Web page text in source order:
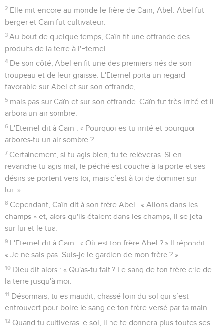
2 Elle mit encore au monde le frère de Caïn, Abel. Abel fut
berger et Caïn fut cultivateur.
3 Au bout de quelque temps, Caïn fit une offrande des
produits de la terre à l'Eternel.
4 De son côté, Abel en fit une des premiers-nés de son
troupeau et de leur graisse. L'Eternel porta un regard
favorable sur Abel et sur son offrande,
5 mais pas sur Caïn et sur son offrande. Caïn fut très irrité et il
arbora un air sombre.
6 L'Eternel dit à Caïn : « Pourquoi es-tu irrité et pourquoi
arbores-tu un air sombre ?
7 Certainement, si tu agis bien, tu te relèveras. Si en
revanche tu agis mal, le péché est couché à la porte et ses
désirs se portent vers toi, mais c’est à toi de dominer sur
lui. »
8 Cependant, Caïn dit à son frère Abel : « Allons dans les
champs » et, alors qu'ils étaient dans les champs, il se jeta
sur lui et le tua.
9 L'Eternel dit à Caïn : « Où est ton frère Abel ? » Il répondit :
« Je ne sais pas. Suis-je le gardien de mon frère ? »
10 Dieu dit alors : « Qu'as-tu fait ? Le sang de ton frère crie de
la terre jusqu'à moi.
11 Désormais, tu es maudit, chassé loin du sol qui s’est
entrouvert pour boire le sang de ton frère versé par ta main.
12 Quand tu cultiveras le sol, il ne te donnera plus toutes ses